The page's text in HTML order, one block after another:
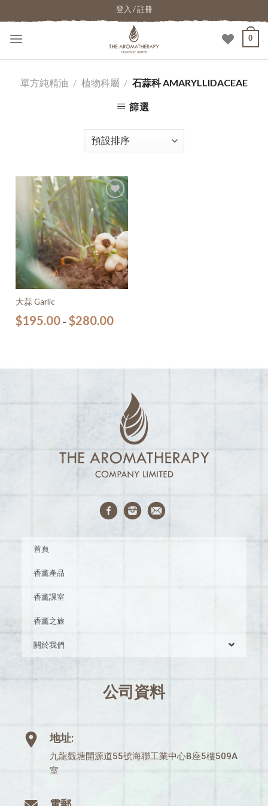
登入 / 註冊
0
單方純精油 / 植物科屬 / 石蒜科 AMARYLLIDACEAE
篩選
加入
願望
清單
大蒜 Garlic
$195.00 – $280.00
首頁
香薰產品
香薰課室
香薰之旅
關於我們
公司資料
地址:
九龍觀塘開源道55號海聯工業中心B座5樓509A
室